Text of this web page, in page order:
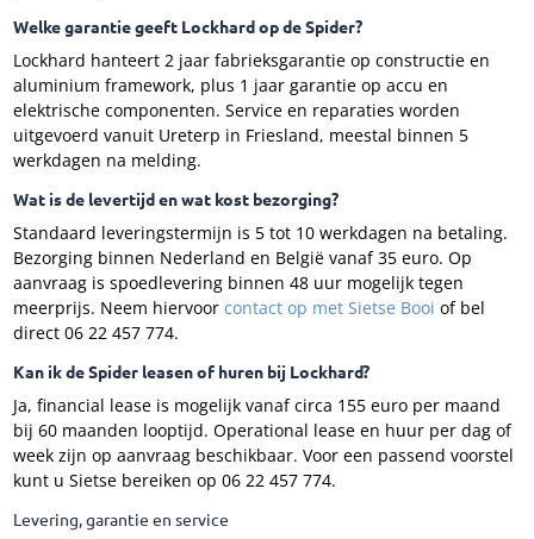
Welke garantie geeft Lockhard op de Spider?
Lockhard hanteert 2 jaar fabrieksgarantie op constructie en
aluminium framework, plus 1 jaar garantie op accu en
elektrische componenten. Service en reparaties worden
uitgevoerd vanuit Ureterp in Friesland, meestal binnen 5
werkdagen na melding.
Wat is de levertijd en wat kost bezorging?
Standaard leveringstermijn is 5 tot 10 werkdagen na betaling.
Bezorging binnen Nederland en België vanaf 35 euro. Op
aanvraag is spoedlevering binnen 48 uur mogelijk tegen
meerprijs. Neem hiervoor contact op met Sietse Booi of bel
direct 06 22 457 774.
Kan ik de Spider leasen of huren bij Lockhard?
Ja, financial lease is mogelijk vanaf circa 155 euro per maand
bij 60 maanden looptijd. Operational lease en huur per dag of
week zijn op aanvraag beschikbaar. Voor een passend voorstel
kunt u Sietse bereiken op 06 22 457 774.
Levering, garantie en service